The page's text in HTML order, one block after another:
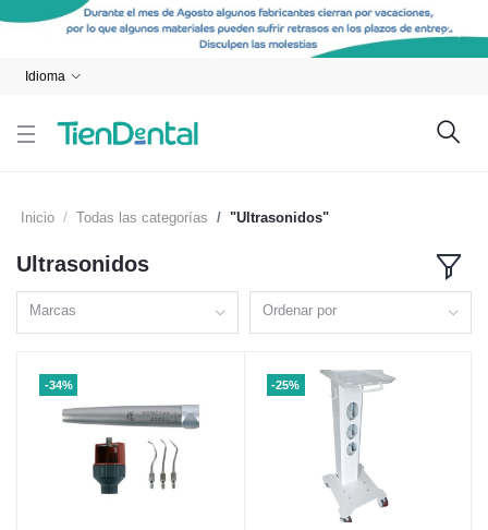
Idioma
Inicio Todas las categorías "Ultrasonidos"
Ultrasonidos
Marcas Ordenar por
-34% -25%